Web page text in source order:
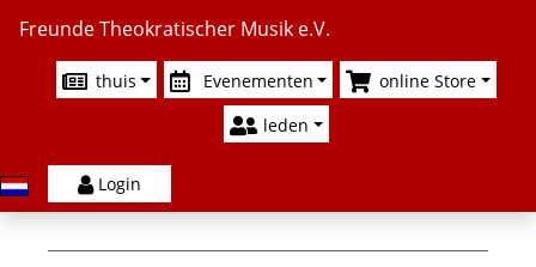
Freunde Theokratischer Musik e.V.
thuis Evenementen
online Store
leden
Login